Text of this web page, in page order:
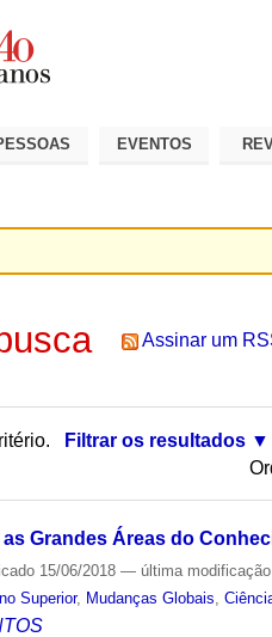
EVENTOS
Assinar um
Filtrar os resultados
Grandes Áreas do
15/06/2018— última modificação
Superior, Mudanças Globais ,